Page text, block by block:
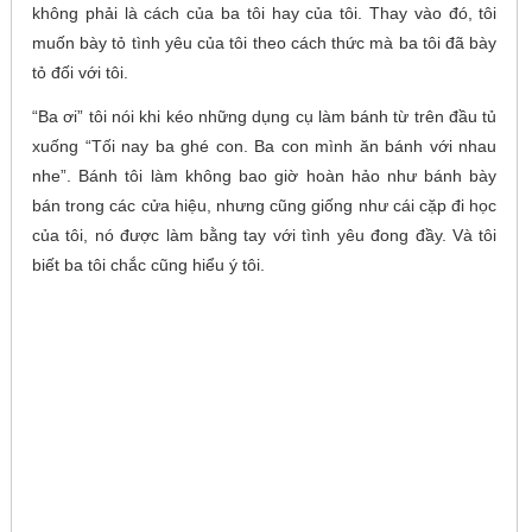
không phải là cách của ba tôi hay của tôi. Thay vào đó, tôi
muốn bày tỏ tình yêu của tôi theo cách thức mà ba tôi đã bày
tỏ đối với tôi.
“Ba ơi” tôi nói khi kéo những dụng cụ làm bánh từ trên đầu tủ
xuống “Tối nay ba ghé con. Ba con mình ăn bánh với nhau
nhe”. Bánh tôi làm không bao giờ hoàn hảo như bánh bày
bán trong các cửa hiệu, nhưng cũng giống như cái cặp đi học
của tôi, nó được làm bằng tay với tình yêu đong đầy. Và tôi
biết ba tôi chắc cũng hiểu ý tôi.